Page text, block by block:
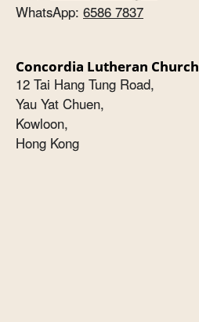
WhatsApp: 6586 7837
Concordia Lutheran Church
12 Tai Hang Tung Road,
Yau Yat Chuen,
Kowloon,
Hong Kong